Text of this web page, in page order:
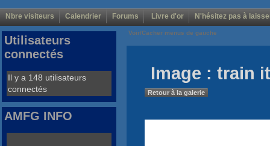
Nbre visiteurs Calendrier Forums Livre d'or N'hésitez pas à
Voir/Cacher menus de gauche
Image : train
Retour à la galerie
Utilisateurs
connectés
Il y a 148 utilisateurs
connectés
AMFG INFO